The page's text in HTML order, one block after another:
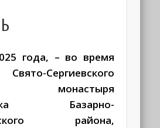
года, – во время
Сергиевского
монастыря
Базарно-
района,